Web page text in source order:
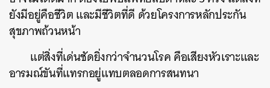
ยังมีอยู่คือชีวิต และมีชีวิตที่ดี ด้วยโครงการหลักประกัน
สุขภาพถ้วนหน้า
แต่สิ่งที่เด่นชัดยิ่งกว่าจำนวนโรค คือเสียงหัวเราะและ
อารมณ์ขันที่แทรกอยู่แทบตลอดการสนทนา